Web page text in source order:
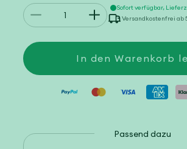
Anzahl
Verringere
die
für
uni
Erhöhe
die
Cotton
Quick
uni
Sofort verfügbar,
Versandkostenfrei ab
In den Warenkorb
Passend dazu